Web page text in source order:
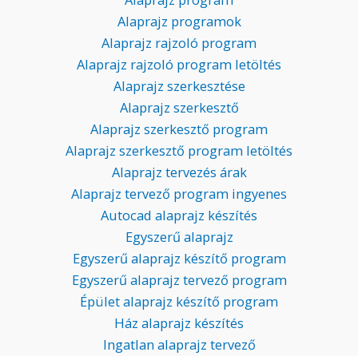
Alaprajz programok
Alaprajz rajzoló program
Alaprajz rajzoló program letöltés
Alaprajz szerkesztése
Alaprajz szerkesztő
Alaprajz szerkesztő program
Alaprajz szerkesztő program letöltés
Alaprajz tervezés árak
Alaprajz tervező program ingyenes
Autocad alaprajz készítés
Egyszerű alaprajz
Egyszerű alaprajz készítő program
Egyszerű alaprajz tervező program
Épület alaprajz készítő program
Ház alaprajz készítés
Ingatlan alaprajz tervező